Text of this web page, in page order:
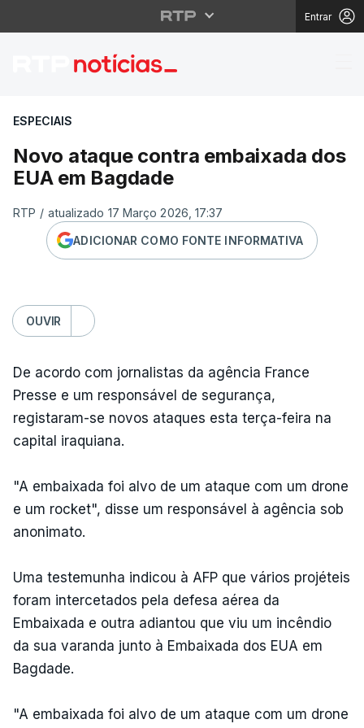
Entrar
Novo ataque contra
ESPECIAIS
Novo ataque contra embaixada dos
EUA em Bagdade
RTP / atualizado 17 Março 2026, 17:37
ADICIONAR COMO FONTE INFORMATIVA
OUVIR
De acordo com jornalistas da agência France
Presse e um responsável de segurança,
registaram-se novos ataques esta terça-feira na
capital iraquiana.
"A embaixada foi alvo de um ataque com um drone
e um rocket", disse um responsável à agência sob
anonimato.
Uma testemunha indicou à AFP que vários projéteis
foram intercetados pela defesa aérea da
Embaixada e outra adiantou que viu um incêndio
da sua varanda junto à Embaixada dos EUA em
Bagdade.
"A embaixada foi alvo de um ataque com um drone